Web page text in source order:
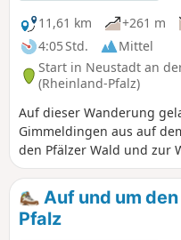
11,61 km
+261 m
4:05 Std.
Mittel
Start in Neustadt an
(Rheinland-Pfalz)
Auf dieser Wanderung
Gimmeldingen aus auf
den Pfälzer Wald und zur
Pfalzblick. Durch die
Mandelbäumen entlang
dort zurück nach
Auf und um
Pfalz